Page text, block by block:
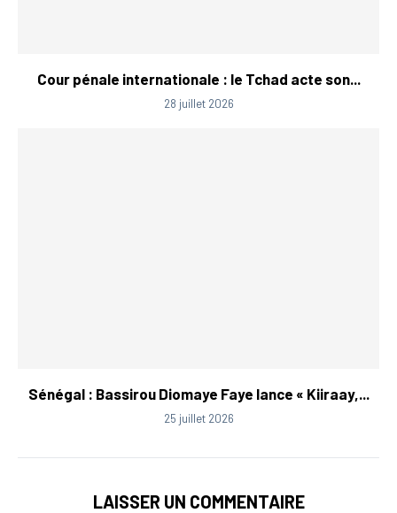
Cour pénale internationale : le Tchad acte son...
28 juillet 2026
Sénégal : Bassirou Diomaye Faye lance « Kiiraay,...
25 juillet 2026
LAISSER UN COMMENTAIRE